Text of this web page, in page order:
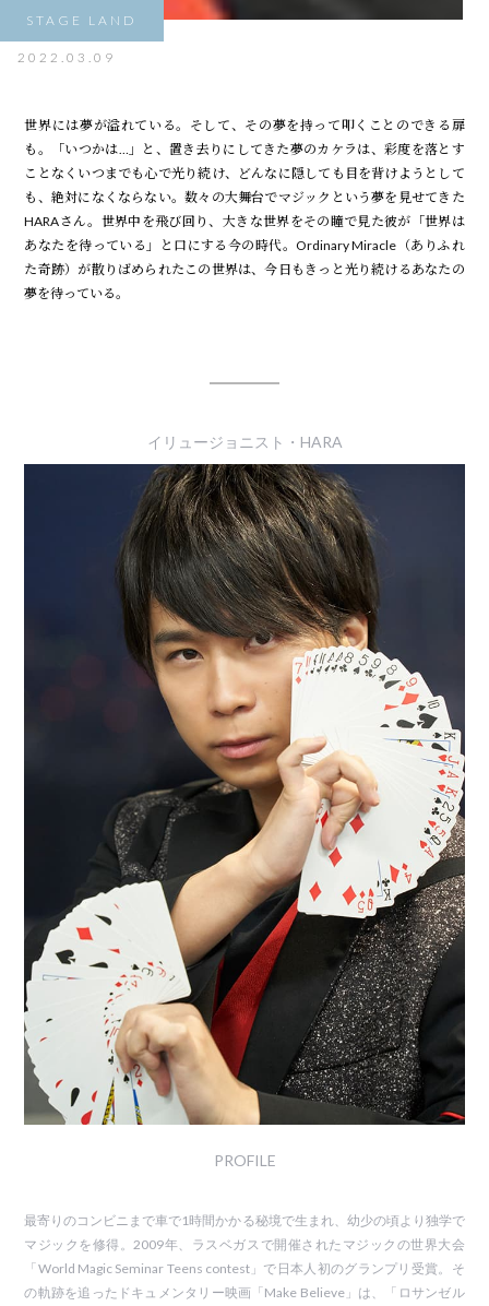
STAGE LAND
2022.03.09
世界には夢が溢れている。そして、その夢を持って叩くことのできる扉
も。「いつかは…」と、置き去りにしてきた夢のカケラは、彩度を落とす
ことなくいつまでも心で光り続け、どんなに隠しても目を背けようとして
も、絶対になくならない。数々の大舞台でマジックという夢を見せてきた
HARAさん。世界中を飛び回り、大きな世界をその瞳で見た彼が「世界は
あなたを待っている」と口にする今の時代。Ordinary Miracle（ありふれ
た奇跡）が散りばめられたこの世界は、今日もきっと光り続けるあなたの
夢を待っている。
イリュージョニスト・HARA
PROFILE
最寄りのコンビニまで車で1時間かかる秘境で生まれ、幼少の頃より独学で
マジックを修得。2009年、ラスベガスで開催されたマジックの世界大会
「World Magic Seminar Teens contest」で日本人初のグランプリ受賞。そ
の軌跡を追ったドキュメンタリー映画「Make Believe」は、「ロサンゼル